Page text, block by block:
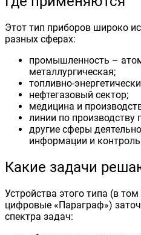
Этот тип приборов широко
разных сферах:
промышленность –
металлургическая;
топливно-
нефтегазовый сектор;
медицина и
линии по производству
другие сферы
информации и
Какие задачи
Устройства этого типа (в
цифровые «Параграф»)
спектра задач: